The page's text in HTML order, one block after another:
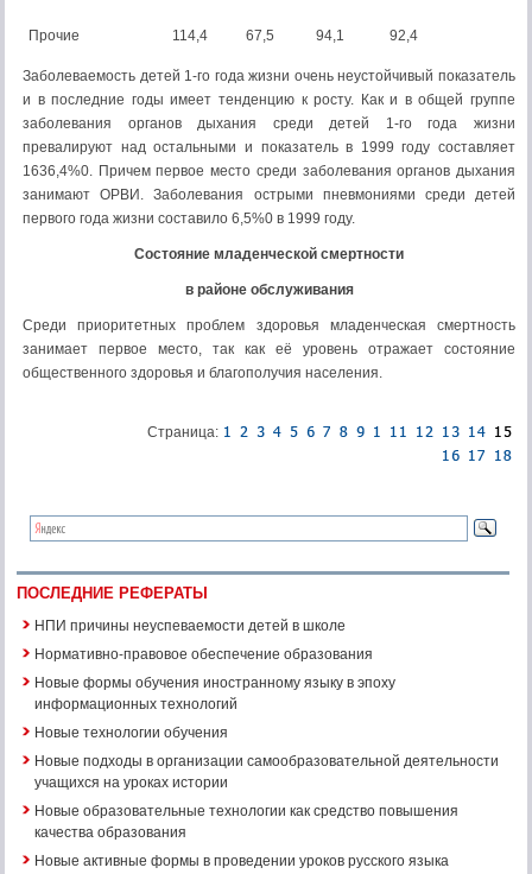
Прочие 114,4 67,5 94,1 92,4
Заболеваемость детей 1-го года жизни очень неустойчивый показатель
и в последние годы имеет тенденцию к росту. Как и в общей группе
заболевания органов дыхания среди детей 1-го года жизни
превалируют над остальными и показатель в 1999 году составляет
1636,4%0. Причем первое место среди заболевания органов дыхания
занимают ОРВИ. Заболевания острыми пневмониями среди детей
первого года жизни составило 6,5%0 в 1999 году.
Состояние младенческой смертности
в районе обслуживания
Среди приоритетных проблем здоровья младенческая смертность
занимает первое место, так как её уровень отражает состояние
общественного здоровья и благополучия населения.
Страница:
ПОСЛЕДНИЕ РЕФЕРАТЫ
НПИ причины неуспеваемости детей в школе
Нормативно-правовое обеспечение образования
Новые формы обучения иностранному языку в эпоху
информационных технологий
Новые технологии обучения
Новые подходы в организации самообразовательной деятельности
учащихся на уроках истории
Новые образовательные технологии как средство повышения
качества образования
Новые активные формы в проведении уроков русского языка